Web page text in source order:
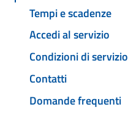
Tempi e scadenze
Accedi al servizio
Condizioni di servizio
Contatti
Domande frequenti